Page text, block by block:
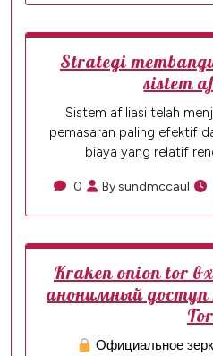
Strategi
sistem
Sistem afiliasi telah
pemasaran paling efektif
biaya yang relatif
0 By sundmccaul
Kraken onion tor
анонимный доступ
Tor
Официальное